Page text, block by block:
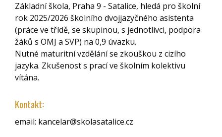
Základní škola, Praha 9 - Satalice, hledá pro školní
rok 2025/2026 školního dvojjazyčného asistenta
(práce ve třídě, se skupinou, s jednotlivci, podpora
žáků s OMJ a SVP) na 0,9 úvazku.
Nutné maturitní vzdělání se zkouškou z cizího
jazyka. Zkušenost s prací ve školním kolektivu
vítána.
Kontakt:
email: kancelar@skolasatalice.cz